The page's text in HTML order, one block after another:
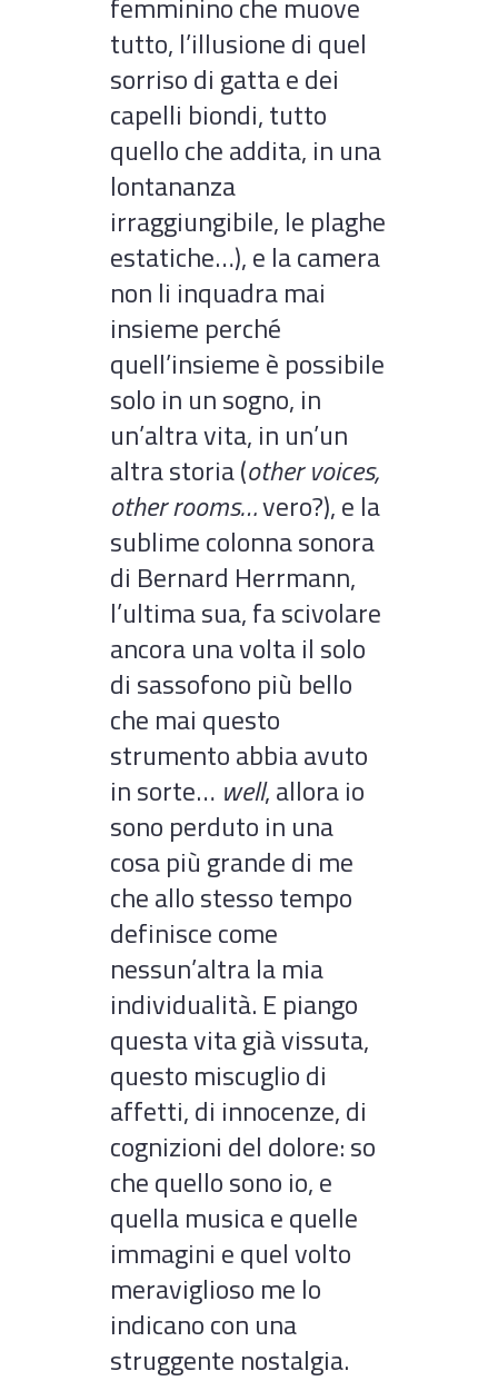
tutto, l’illusione di quel
sorriso di gatta e dei
capelli biondi, tutto
quello che addita, in una
lontananza
irraggiungibile, le plaghe
estatiche…), e la camera
non li inquadra mai
insieme perché
quell’insieme è possibile
solo in un sogno, in
un’altra vita, in un’un
altra storia (other voices,
other rooms…vero?), e la
sublime colonna sonora
di Bernard Herrmann,
l’ultima sua, fa scivolare
ancora una volta il solo
di sassofono più bello
che mai questo
strumento abbia avuto
in sorte… well, allora io
sono perduto in una
cosa più grande di me
che allo stesso tempo
definisce come
nessun’altra la mia
individualità. E piango
questa vita già vissuta,
questo miscuglio di
affetti, di innocenze, di
cognizioni del dolore: so
che quello sono io, e
quella musica e quelle
immagini e quel volto
meraviglioso me lo
indicano con una
struggente nostalgia.